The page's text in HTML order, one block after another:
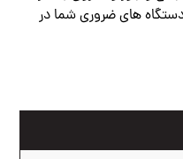
های ضروری شما در